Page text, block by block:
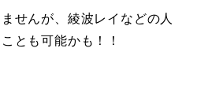
せんが、綾波レイなどの人
とも可能かも！！